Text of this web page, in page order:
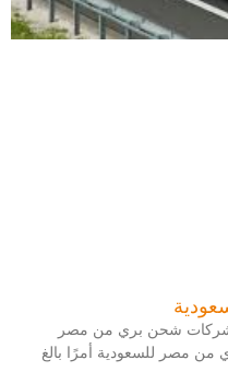
شحن بري من مصر
مصر للسعودية أمرًا بالغ